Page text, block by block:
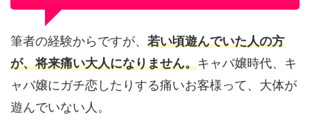
筆者の経験からですが、 若い頃遊んでいた人の方
が、将来痛い大人になりません。キャバ嬢時代、キ
ャバ嬢にガチ恋したりする痛いお客様って、大体が
遊んでいない人。